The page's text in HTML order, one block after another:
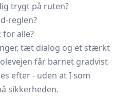
trygt på ruten?
reglen?
for alle?
tæt dialog og et stærkt
får barnet gradvist
efter - uden at I som
sikkerheden.